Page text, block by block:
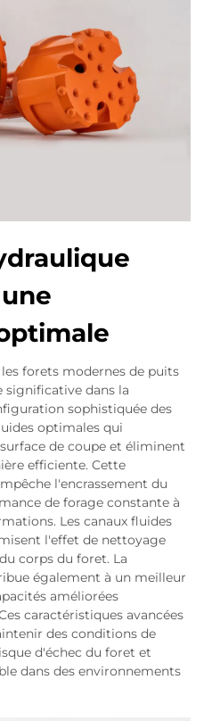
forets modernes de puits
significative dans la
sophistiquée des
optimales qui
de coupe et éliminent
efficiente. Cette
l'encrassement du
de forage constante à
Les canaux fluides
l'effet de nettoyage
corps du foret. La
également à un meilleur
améliorées
caractéristiques avancées
des conditions de
d'échec du foret et
dans des environnements